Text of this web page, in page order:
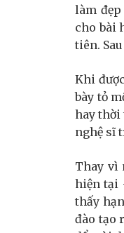
làm
cho bài
tiên.
Khi
bày tỏ
hay thời
nghệ sĩ
Thay vì
hiện tại
thấy
đào tạo